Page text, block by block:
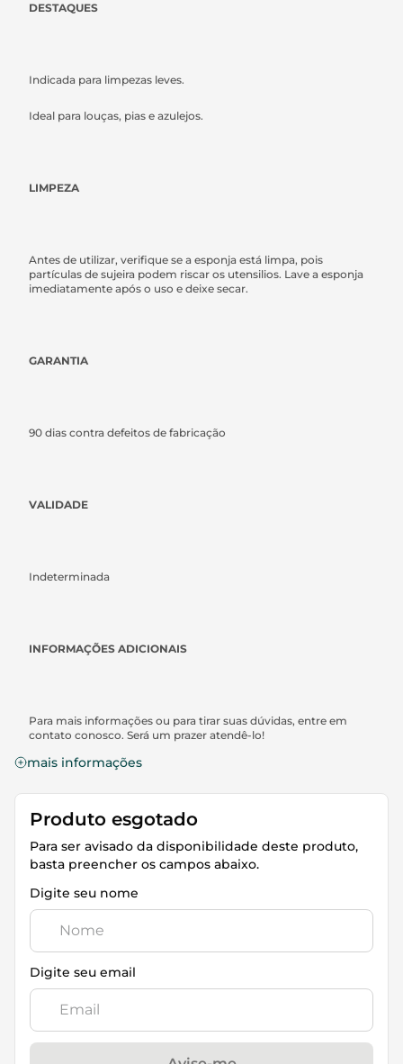
DESTAQUES
Indicada para limpezas leves.
Ideal para louças, pias e azulejos.
LIMPEZA
Antes de utilizar, verifique se a esponja está limpa, pois
partículas de sujeira podem riscar os utensilios. Lave a esponja
imediatamente após o uso e deixe secar.
GARANTIA
90 dias contra defeitos de fabricação
VALIDADE
Indeterminada
INFORMAÇÕES ADICIONAIS
Para mais informações ou para tirar suas dúvidas, entre em
contato conosco. Será um prazer atendê-lo!
mais informações